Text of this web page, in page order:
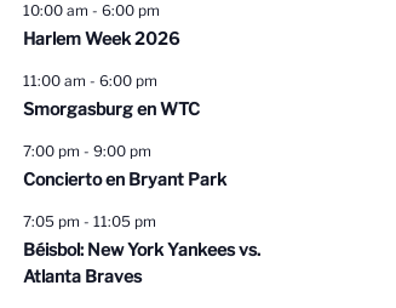
10:00 am - 6:00 pm
Harlem Week 2026
11:00 am - 6:00 pm
Smorgasburg en WTC
7:00 pm - 9:00 pm
Concierto en Bryant Park
7:05 pm - 11:05 pm
Béisbol: New York Yankees vs.
Atlanta Braves